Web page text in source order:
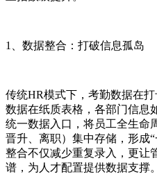
1、数据整合：打破信息孤岛
传统HR模式下，考勤数据在
数据在纸质表格，各部门信息
统一数据入口，将员工全生命
晋升、离职）集中存储，形成
整合不仅减少重复录入，更让
谱，为人才配置提供数据支撑。